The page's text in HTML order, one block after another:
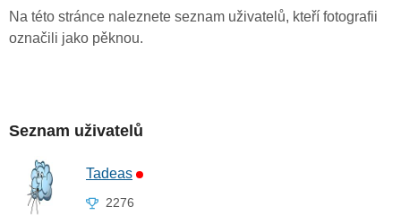
Na této stránce naleznete seznam uživatelů, kteří fotografii
označili jako pěknou.
Seznam uživatelů
Tadeas
2276